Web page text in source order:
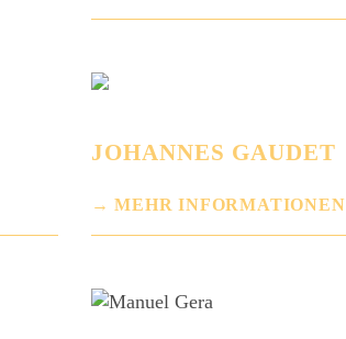
JOHANNES GAUDET
MEHR INFORMATIONEN